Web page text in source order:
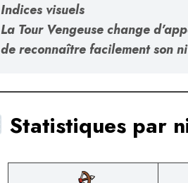
Indices visuels
La Tour Vengeuse change
de reconnaître facilement son
Statistiques par